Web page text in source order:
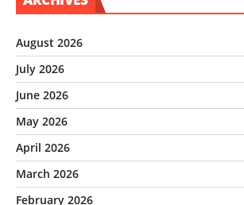
August 2026
July 2026
June 2026
May 2026
April 2026
March 2026
February 2026